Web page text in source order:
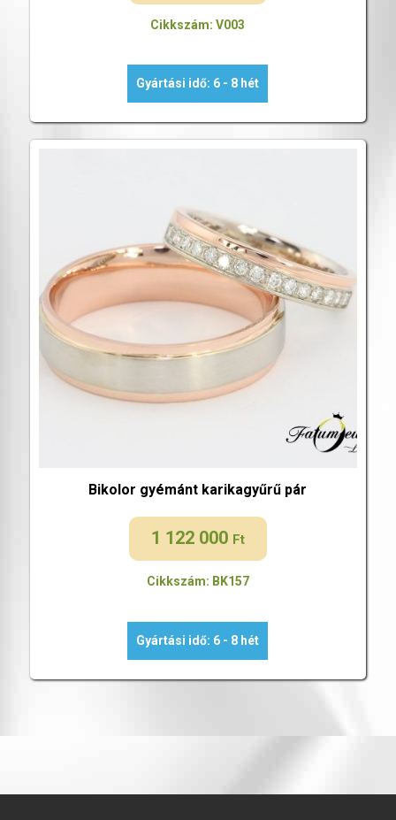
Cikkszám: V003
Gyártási idő: 6 - 8 hét
Bikolor gyémánt karikagyűrű pár
1 122 000 Ft
Cikkszám: BK157
Gyártási idő: 6 - 8 hét